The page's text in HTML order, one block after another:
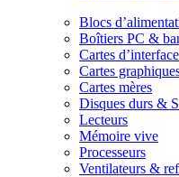
Blocs
Boîtiers PC &
Cartes d’interface
Cartes
Cartes mères
Disques durs &
Lecteurs
Mémoire vive
Processeurs
Ventilateurs &